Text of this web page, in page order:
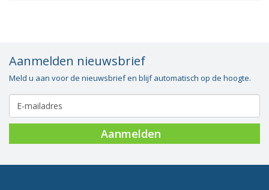
Aanmelden nieuwsbrief
Meld u aan voor de nieuwsbrief en blijf automatisch op de hoogte.
Aanmelden